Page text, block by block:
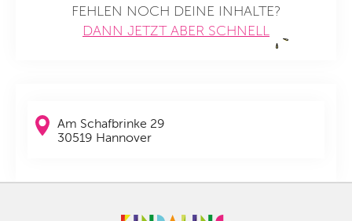
FEHLEN NOCH DEINE INHALTE?
DANN JETZT ABER SCHNELL
Am Schafbrinke 29
30519 Hannover